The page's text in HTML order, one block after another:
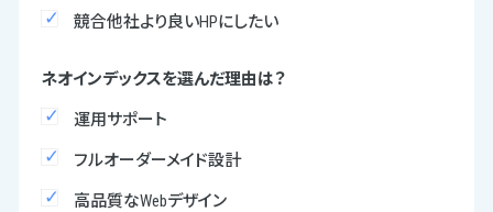
競合他社より良いHPにしたい
ネオインデックスを選んだ理由は？
運用サポート
フルオーダーメイド設計
高品質なWebデザイン